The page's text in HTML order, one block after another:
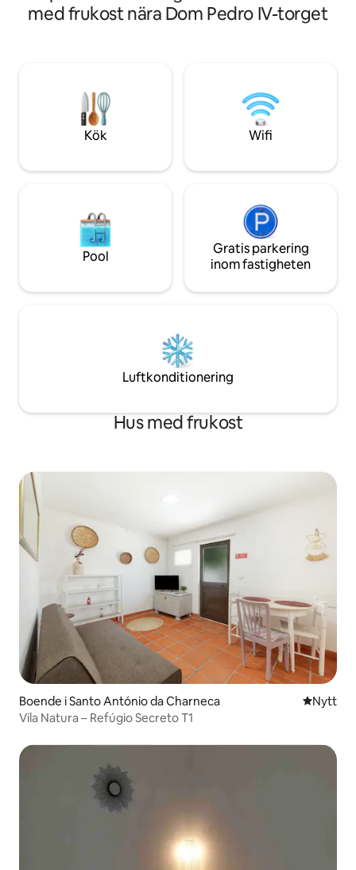
TOALETTRUM/BADRUM med extra stor
dusch - AC / Luftkonditionering - Fullt
ingår - Handduksvärmare - Sovplats för 2
personer (pris per natt och beläggning) -
1 säng (150x200) – SEN INCHECKNING
(efter 22:00) = 25 €
spårvagnen på
badrum Det är centralt, rymligt och på
en lugn gata,
den soliga
med frukost nära Dom Pedro IV-torget
Kök Wifi
Pool
Gratis parkering
inom fastigheten
Luftkonditionering
Hus med frukost
Boende i Santo António da Charneca NyttNytt
Vila Natura – Refúgio Secreto T1